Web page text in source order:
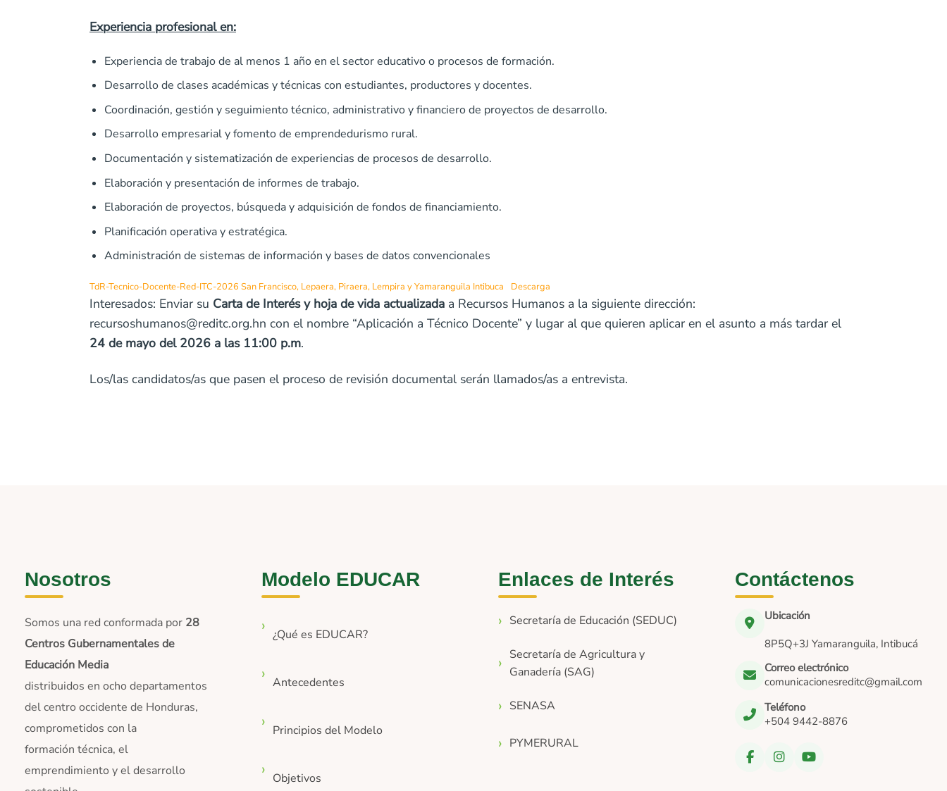
Experiencia profesional en:
Experiencia de trabajo de al menos 1 año en el sector educativo o procesos de formación.
Desarrollo de clases académicas y técnicas con estudiantes, productores y docentes.
Coordinación, gestión y seguimiento técnico, administrativo y financiero de proyectos de desarrollo.
Desarrollo empresarial y fomento de emprendedurismo rural.
Documentación y sistematización de experiencias de procesos de desarrollo.
Elaboración y presentación de informes de trabajo.
Elaboración de proyectos, búsqueda y adquisición de fondos de financiamiento.
Planificación operativa y estratégica.
Administración de sistemas de información y bases de datos convencionales
TdR-Tecnico-Docente-Red-ITC-2026 San Francisco, Lepaera, Piraera, Lempira y Yamaranguila Intibuca Descarga
Interesados: Enviar su Carta de Interés y hoja de vida actualizada a Recursos Humanos a la siguiente dirección:
recursoshumanos@reditc.org.hn con el nombre “Aplicación a Técnico Docente” y lugar al que quieren aplicar en el asunto a más tardar el
24 de mayo del 2026 a las 11:00 p.m.
Los/las candidatos/as que pasen el proceso de revisión documental serán llamados/as a entrevista.
Nosotros
Somos una red conformada por 28
Centros Gubernamentales de
Educación Media
distribuidos en ocho departamentos
del centro occidente de Honduras,
comprometidos con la
formación técnica, el
emprendimiento y el desarrollo
Modelo EDUCAR
¿Qué es EDUCAR?
Antecedentes
Principios del Modelo
Objetivos
Enlaces de Interés
Secretaría de Educación (SEDUC)
Secretaría de Agricultura y
Ganadería (SAG)
SENASA
PYMERURAL
Contáctenos
Ubicación
8P5Q+3J Yamaranguila, Intibucá
Correo electrónico
comunicacionesreditc@gmail.com
Teléfono
+504 9442-8876